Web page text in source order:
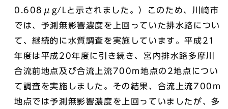
0.608μg/Lと示されました。）このため、川崎市
では、予測無影響濃度を上回っていた排水路につい
て、継続的に水質調査を実施しています。平成21
年度は平成20年度に引き続き、宮内排水路多摩川
合流前地点及び合流上流700m地点の2地点につい
て調査を実施しました。その結果、合流上流700m
地点では予測無影響濃度を上回っていましたが、多